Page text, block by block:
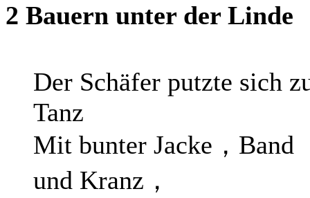
2 Bauern unter der Linde
Der Schäfer putzte sich
Tanz
Mit bunter Jacke，Band
und Kranz，